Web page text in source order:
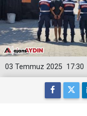
17:30
03 Temmuz 2025